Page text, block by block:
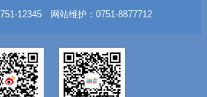
12345 网站维护：0751-8877712